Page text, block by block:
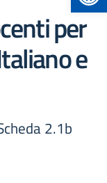
per
e
2.1b